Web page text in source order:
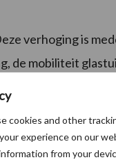
cookies and other
experience on our
from your
verhoging is
de mobiliteit
2022.